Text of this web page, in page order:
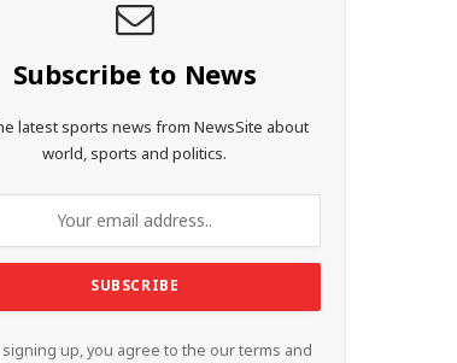
Subscribe to News
latest sports news from NewsSite about
world, sports and politics.
signing up, you agree to the our terms and